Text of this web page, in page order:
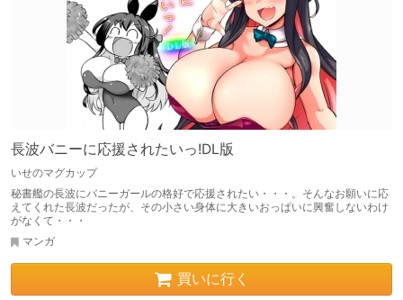
長波バニーに応援されたいっ!DL版
いせのマグカップ
秘書艦の長波にバニーガールの格好で応援されたい・・・。そんなお願いに応
えてくれた長波だったが、その小さい身体に大きいおっぱいに興奮しないわけ
がなくて・・・
マンガ
買いに行く